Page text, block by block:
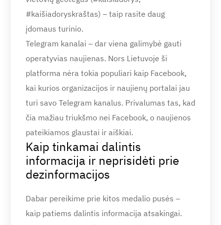
#kaišiadoryskraštas) – taip rasite daug
įdomaus turinio.
Telegram kanalai – dar viena galimybė gauti
operatyvias naujienas. Nors Lietuvoje ši
platforma nėra tokia populiari kaip Facebook,
kai kurios organizacijos ir naujienų portalai jau
turi savo Telegram kanalus. Privalumas tas, kad
čia mažiau triukšmo nei Facebook, o naujienos
pateikiamos glaustai ir aiškiai.
Kaip tinkamai dalintis
informacija ir neprisidėti prie
dezinformacijos
Dabar pereikime prie kitos medalio pusės –
kaip patiems dalintis informacija atsakingai.